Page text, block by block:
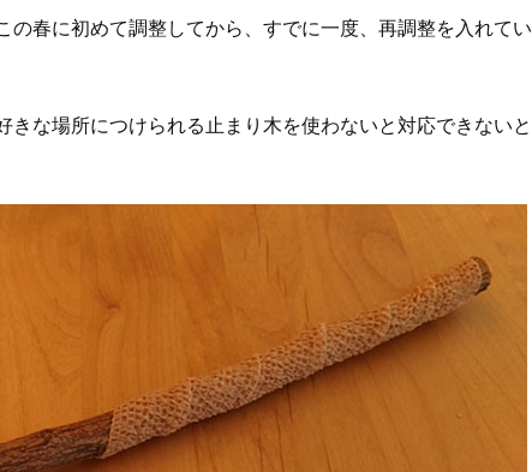
の春に初めて調整してから、すでに一度、再調整を入れてい
きな場所につけられる止まり木を使わないと対応できないと